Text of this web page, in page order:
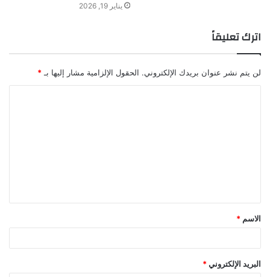
يناير 19, 2026
اترك تعليقاً
لن يتم نشر عنوان بريدك الإلكتروني. الحقول الإلزامية مشار إليها بـ *
ق
*
الاسم *
البريد الإلكتروني *